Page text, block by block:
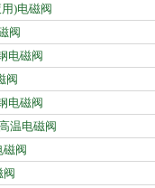
)电磁阀
阀
电磁阀
阀
电磁阀
温电磁阀
磁阀
阀